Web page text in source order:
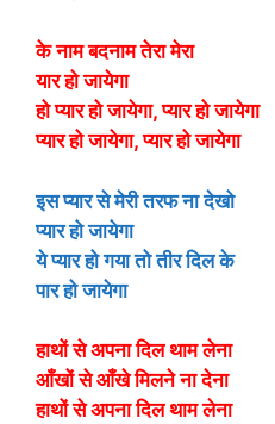
के नाम बदनाम तेरा मेरा
यार हो जायेगा
हो प्यार हो जायेगा, प्यार हो जायेगा
प्यार हो जायेगा, प्यार हो जायेगा
इस प्यार से मेरी तरफ ना देखो
प्यार हो जायेगा
ये प्यार हो गया तो तीर दिल के
पार हो जायेगा
हाथों से अपना दिल थाम लेना
आँखों से आँखे मिलने ना देना
हाथों से अपना दिल थाम लेना